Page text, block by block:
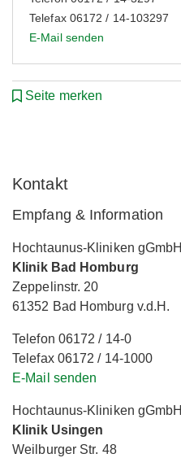
Telefax 06172 / 14-103297
E-Mail senden
Seite merken
Kontakt
Empfang & Information
Hochtaunus-Kliniken gGmbH
Klinik Bad Homburg
Zeppelinstr. 20
61352 Bad Homburg v.d.H.
Telefon 06172 / 14-0
Telefax 06172 / 14-1000
E-Mail senden
Hochtaunus-Kliniken gGmbH
Klinik Usingen
Weilburger Str. 48